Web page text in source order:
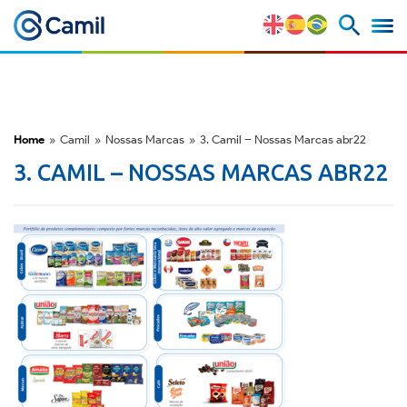
Perfil Corporativo
Estratégia e Vantagens
Competitivas
Fatores de Risco
M&A e Mercado de Capitais
ESG
Prêmios
Home » Camil » Nossas Marcas » 3. Camil – Nossas Marcas abr22
3. CAMIL – NOSSAS MARCAS ABR22